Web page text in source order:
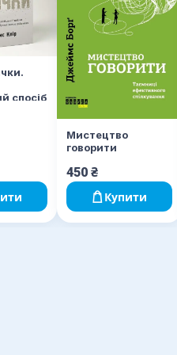
спосіб
Мистецтво
говорити
450 ₴
Купити